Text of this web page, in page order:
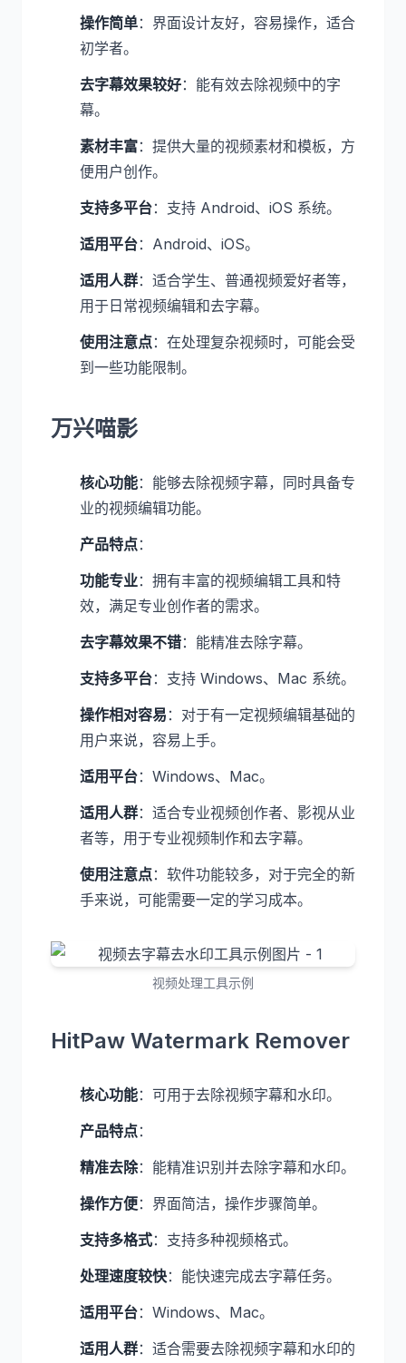
操作简单：界面设计友好，容易操作，适合
初学者。
去字幕效果较好：能有效去除视频中的字
幕。
素材丰富：提供大量的视频素材和模板，方
便用户创作。
支持多平台：支持 Android、iOS 系统。
适用平台：Android、iOS。
适用人群：适合学生、普通视频爱好者等，
用于日常视频编辑和去字幕。
使用注意点：在处理复杂视频时，可能会受
到一些功能限制。
万兴喵影
核心功能：能够去除视频字幕，同时具备专
业的视频编辑功能。
产品特点：
功能专业：拥有丰富的视频编辑工具和特
效，满足专业创作者的需求。
去字幕效果不错：能精准去除字幕。
支持多平台：支持 Windows、Mac 系统。
操作相对容易 ：对于有一定视频编辑基础的
用户来说，容易上手。
适用平台：Windows、Mac。
适用人群：适合专业视频创作者、影视从业
者等，用于专业视频制作和去字幕。
使用注意点：软件功能较多，对于完全的新
手来说，可能需要一定的学习成本。
视频处理工具示例
HitPaw Watermark Remover
核心功能：可用于去除视频字幕和水印。
产品特点：
精准去除：能精准识别并去除字幕和水印。
操作方便：界面简洁，操作步骤简单。
支持多格式：支持多种视频格式。
处理速度较快：能快速完成去字幕任务。
适用平台：Windows、Mac。
适用人群：适合需要去除视频字幕和水印的